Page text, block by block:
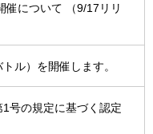
催について （9/17リリ
ル）を開催します。
号の規定に基づく認定